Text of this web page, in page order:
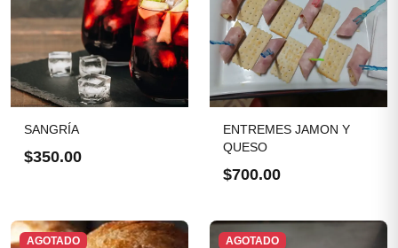
SANGRÍA
$350.00
ENTREMES JAMON Y
QUESO
$700.00
AGOTADO AGOTADO